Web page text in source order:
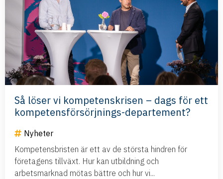
Så löser vi kompetenskrisen – dags för ett
kompetensförsörjnings-departement?
Nyheter
Kompetensbristen är ett av de största hindren för
företagens tillväxt. Hur kan utbildning och
arbetsmarknad mötas bättre och hur vi...